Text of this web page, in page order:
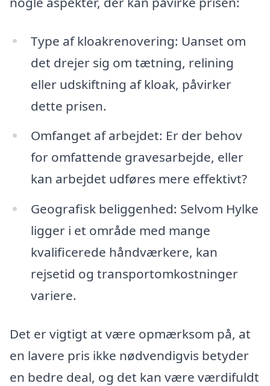
Type af kloakrenovering: Uanset om
det drejer sig om tætning, relining
eller udskiftning af kloak, påvirker
dette prisen.
Omfanget af arbejdet: Er der behov
for omfattende gravesarbejde, eller
kan arbejdet udføres mere effektivt?
Geografisk beliggenhed: Selvom Hylke
ligger i et område med mange
kvalificerede håndværkere, kan
rejsetid og transportomkostninger
variere.
Det er vigtigt at være opmærksom på, at
en lavere pris ikke nødvendigvis betyder
en bedre deal, og det kan være værdifuldt